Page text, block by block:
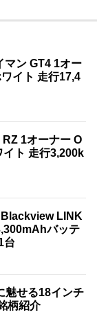
マン GT4 1オー
イト 走行17,4
RZ 1オーナー O
ト 走行3,200k
LINK
バッテ
台
魅せる18インチ
柄紹介